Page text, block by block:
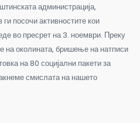
администрација,
посочи активностите кои
во пресрет на 3. ноември. Преку
на околината, бришење на натписи
на 80 социјални пакети за
смислата на нашето